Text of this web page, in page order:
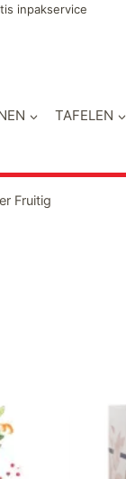
inpakservice
TAFELEN
Fruitig